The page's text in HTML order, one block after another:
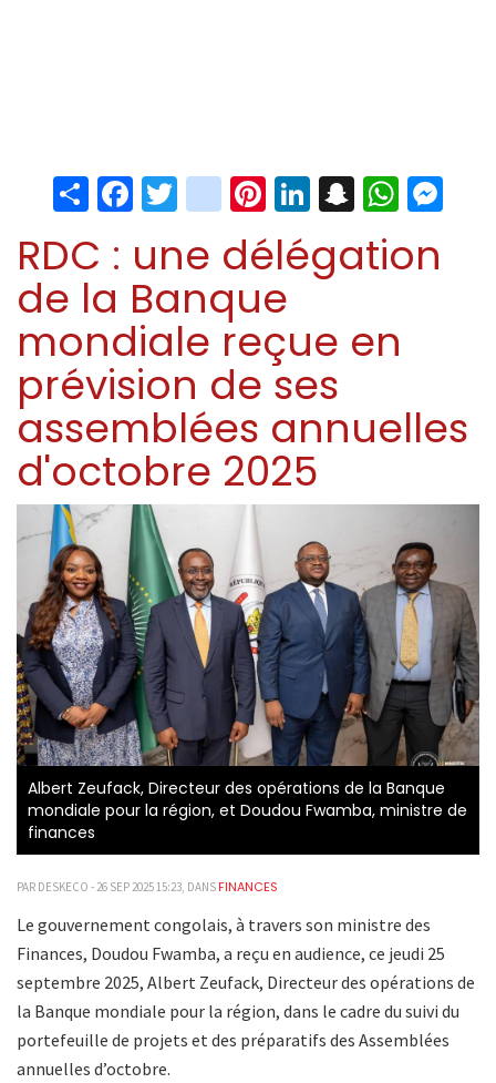
ShareFacebook
Twitter
instagram
Pinterest
LinkedIn
Snapchat
RDC : une délégation
de la Banque
mondiale reçue en
prévision de ses
assemblées annuelles
d'octobre 2025
Albert Zeufack, Directeur des opérations de la Banque
mondiale pour la région, et Doudou Fwamba, ministre de
finances
PAR DESKECO - 26 SEP 2025 15:23, DANS FINANCES
Le gouvernement congolais, à travers son ministre des
Finances, Doudou Fwamba, a reçu en audience, ce jeudi 25
septembre 2025, Albert Zeufack, Directeur des opérations de
la Banque mondiale pour la région, dans le cadre du suivi du
portefeuille de projets et des préparatifs des Assemblées
annuelles d’octobre.